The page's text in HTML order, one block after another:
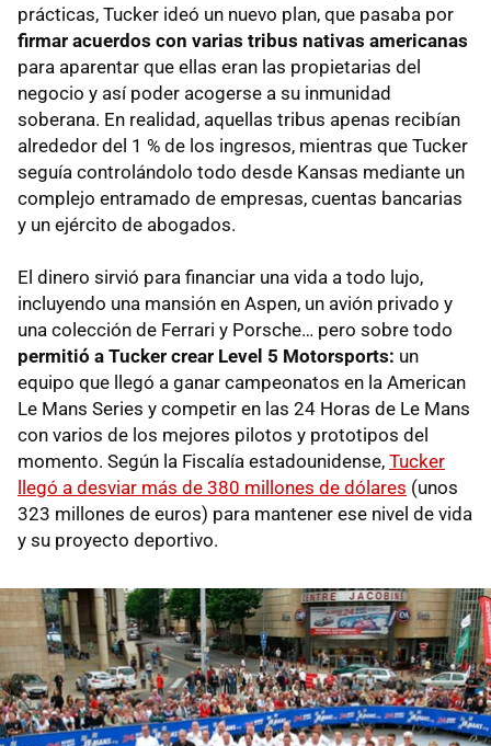
prácticas, Tucker ideó un nuevo plan, que pasaba por
firmar acuerdos con varias tribus nativas americanas
para aparentar que ellas eran las propietarias del
negocio y así poder acogerse a su inmunidad
soberana. En realidad, aquellas tribus apenas recibían
alrededor del 1 % de los ingresos, mientras que Tucker
seguía controlándolo todo desde Kansas mediante un
complejo entramado de empresas, cuentas bancarias
y un ejército de abogados.
El dinero sirvió para financiar una vida a todo lujo,
incluyendo una mansión en Aspen, un avión privado y
una colección de Ferrari y Porsche… pero sobre todo
permitió a Tucker crear Level 5 Motorsports: un
equipo que llegó a ganar campeonatos en la American
Le Mans Series y competir en las 24 Horas de Le Mans
con varios de los mejores pilotos y prototipos del
momento. Según la Fiscalía estadounidense, Tucker
llegó a desviar más de 380 millones de dólares (unos
323 millones de euros) para mantener ese nivel de vida
y su proyecto deportivo.